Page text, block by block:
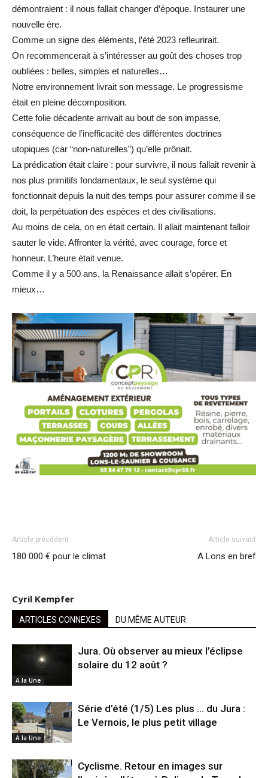
démontraient : il nous fallait changer d’époque. Instaurer une
nouvelle ère.
Comme un signe des éléments, l’été 2023 refleurirait.
On recommencerait à s’intéresser au goût des choses trop
oubliées : belles, simples et naturelles…
Notre environnement livrait son message. Le progressisme
était en pleine décomposition.
Cette folie décadente arrivait au bout de son impasse,
conséquence de l’inefficacité des différentes doctrines
utopiques (car “non-naturelles”) qu’elle prônait.
La prédication était claire : pour survivre, il nous fallait revenir à
nos plus primitifs fondamentaux, le seul système qui
fonctionnait depuis la nuit des temps pour assurer comme il se
doit, la perpétuation des espèces et des civilisations.
Au moins de cela, on en était certain. Il allait maintenant falloir
sauter le vide. Affronter la vérité, avec courage, force et
honneur. L’heure était venue.
Comme il y a 500 ans, la Renaissance allait s’opérer. En
mieux…
Article précédent
180 000 € pour le climat
Article suivant
A Lons en bref
Cyril Kempfer
ARTICLES CONNEXES DU MÊME AUTEUR
A la Une
Jura. Où observer au mieux l’éclipse
solaire du 12 août ?
A la Une
Série d’été (1/5) Les plus … du Jura :
Le Vernois, le plus petit village
Cyclisme. Retour en images sur